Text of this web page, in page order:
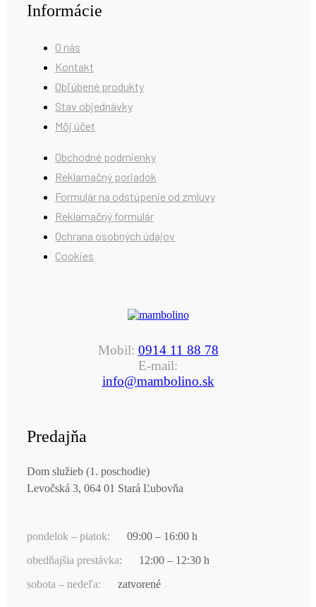
Informácie
O nás
Kontakt
Obľúbené produkty
Stav objednávky
Môj účet
Obchodné podmienky
Reklamačný poriadok
Formulár na odstúpenie od zmluvy
Reklamačný formulár
Ochrana osobných údajov
Cookies
Mobil: 0914 11 88 78
E-mail:
info@mambolino.sk
Predajňa
Dom služieb (1. poschodie)
Levočská 3, 064 01 Stará Ľubovňa
pondelok – piatok:
09:00 – 16:00 h
obedňajšia prestávka:
12:00 – 12:30 h
sobota – nedeľa:
zatvorené